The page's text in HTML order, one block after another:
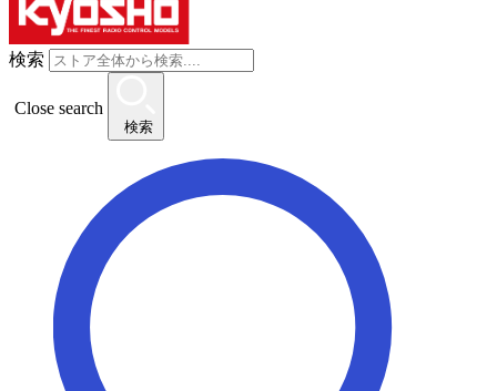
検索
Close search
検索